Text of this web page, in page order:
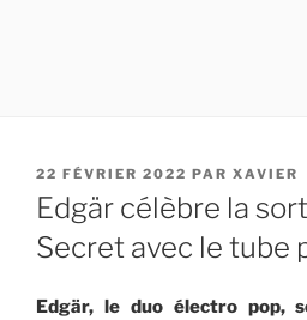
PUBLIÉ
LE
22 FÉVRIER 2022 PAR XAVIER
Edgär célèbre la
Secret avec le tube
Edgär, le duo électro pop,